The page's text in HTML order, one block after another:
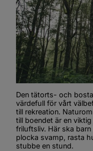
Den tätorts- och
värdefull för vårt
till rekreation.
till boendet är en
friluftsliv. Här ska
plocka svamp, rasta
stubbe en stund.